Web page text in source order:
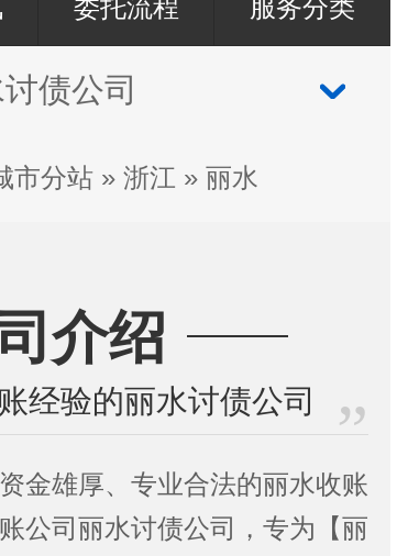
委托流程 服务分类
债公司
市分站 » 浙江 » 丽水
介绍
经验的丽水讨债公司
金雄厚、专业合法的丽水收账
公司丽水讨债公司，专为【丽